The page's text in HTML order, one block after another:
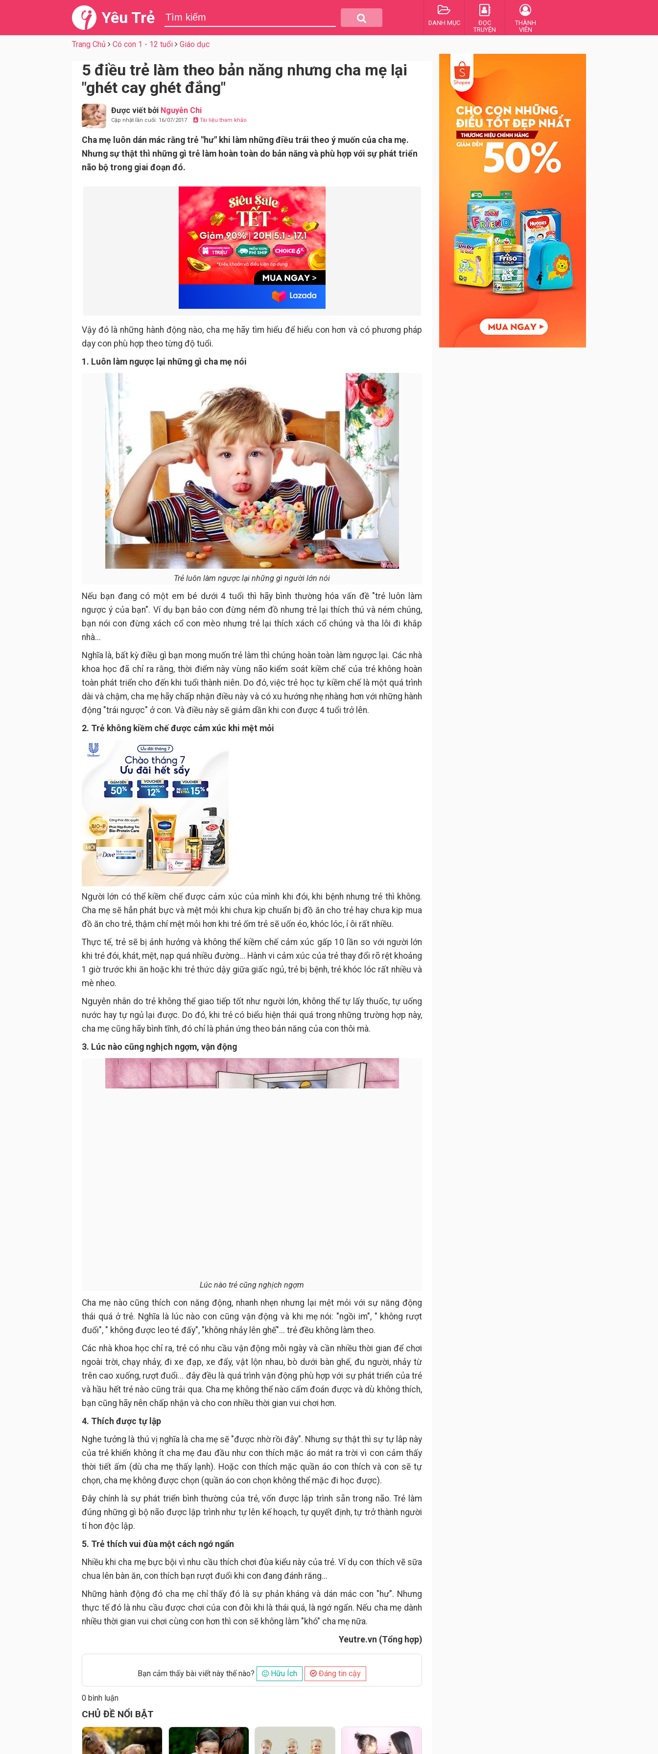
Yêu Trẻ DANH MỤC
ĐỌC
TRUYỆN
THÀNH
VIÊN
Trang Chủ Có con 1 - 12 tuổi Giáo dục
5 điều trẻ làm theo bản năng nhưng cha mẹ lại
"ghét cay ghét đắng"
Được viết bởi Nguyễn Chi
Cập nhật lần cuối: 16/07/2017 Tài liệu tham khảo
Cha mẹ luôn dán mác rằng trẻ "hư" khi làm những điều trái theo ý muốn của cha mẹ.
Nhưng sự thật thì những gì trẻ làm hoàn toàn do bản năng và phù hợp với sự phát triển
não bộ trong giai đoạn đó.
Vậy đó là những hành động nào, cha mẹ hãy tìm hiểu để hiểu con hơn và có phương pháp
dạy con phù hợp theo từng độ tuổi.
1. Luôn làm ngược lại những gì cha mẹ nói
Trẻ luôn làm ngược lại những gì người lớn nói
Nếu bạn đang có một em bé dưới 4 tuổi thì hãy bình thường hóa vấn đề "trẻ luôn làm
ngược ý của bạn". Ví dụ bạn bảo con đừng ném đồ nhưng trẻ lại thích thú và ném chúng,
bạn nói con đừng xách cổ con mèo nhưng trẻ lại thích xách cổ chúng và tha lôi đi khắp
nhà...
Nghĩa là, bất kỳ điều gì bạn mong muốn trẻ làm thì chúng hoàn toàn làm ngược lại. Các nhà
khoa học đã chỉ ra rằng, thời điểm này vùng não kiểm soát kiềm chế của trẻ không hoàn
toàn phát triển cho đến khi tuổi thành niên. Do đó, việc trẻ học tự kiềm chế là một quá trình
dài và chậm, cha mẹ hãy chấp nhận điều này và có xu hướng nhẹ nhàng hơn với những hành
động "trái ngược" ở con. Và điều này sẽ giảm dần khi con được 4 tuổi trở lên.
2. Trẻ không kiềm chế được cảm xúc khi mệt mỏi
Người lớn có thể kiềm chế được cảm xúc của mình khi đói, khi bệnh nhưng trẻ thì không.
Cha mẹ sẽ hẳn phát bực và mệt mỏi khi chưa kịp chuẩn bị đồ ăn cho trẻ hay chưa kịp mua
đồ ăn cho trẻ, thậm chí mệt mỏi hơn khi trẻ ốm trẻ sẽ uốn éo, khóc lóc, ỉ ôi rất nhiều.
Thực tế, trẻ sẽ bị ảnh hưởng và không thể kiềm chế cảm xúc gấp 10 lần so với người lớn
khi trẻ đói, khát, mệt, nạp quá nhiều đường... Hành vi cảm xúc của trẻ thay đổi rõ rệt khoảng
1 giờ trước khi ăn hoặc khi trẻ thức dậy giữa giấc ngủ, trẻ bị bệnh, trẻ khóc lóc rất nhiều và
mè nheo.
Nguyên nhân do trẻ không thể giao tiếp tốt như người lớn, không thể tự lấy thuốc, tự uống
nước hay tự ngủ lại được. Do đó, khi trẻ có biểu hiện thái quá trong những trường hợp này,
cha mẹ cũng hãy bình tĩnh, đó chỉ là phản ứng theo bản năng của con thôi mà.
3. Lúc nào cũng nghịch ngợm, vận động
Lúc nào trẻ cũng nghịch ngợm
Cha mẹ nào cũng thích con năng động, nhanh nhẹn nhưng lại mệt mỏi với sự năng động
thái quá ở trẻ. Nghĩa là lúc nào con cũng vận động và khi mẹ nói: "ngồi im", " không rượt
đuổi", " không được leo té đấy", "không nhảy lên ghế"... trẻ đều không làm theo.
Các nhà khoa học chỉ ra, trẻ có nhu cầu vận động mỗi ngày và cần nhiều thời gian để chơi
ngoài trời, chạy nhảy, đi xe đạp, xe đẩy, vật lộn nhau, bò dưới bàn ghế, đu người, nhảy từ
trên cao xuống, rượt đuổi... đây đều là quá trình vận động phù hợp với sự phát triển của trẻ
và hầu hết trẻ nào cũng trải qua. Cha mẹ không thể nào cấm đoán được và dù không thích,
bạn cũng hãy nên chấp nhận và cho con nhiều thời gian vui chơi hơn.
4. Thích được tự lập
Nghe tưởng là thú vị nghĩa là cha mẹ sẽ "được nhờ rồi đây". Nhưng sự thật thì sự tự lâp này
của trẻ khiến không ít cha mẹ đau đầu như con thích mặc áo mát ra trời vì con cảm thấy
thời tiết ấm (dù cha mẹ thấy lạnh). Hoặc con thích mặc quần áo con thích và con sẽ tự
chọn, cha mẹ không được chọn (quần áo con chọn không thể mặc đi học được).
Đây chính là sự phát triển bình thường của trẻ, vốn được lập trình sẵn trong não. Trẻ làm
đúng những gì bộ não được lập trình như tự lên kế hoạch, tự quyết định, tự trở thành người
tí hon độc lập.
5. Trẻ thích vui đùa một cách ngớ ngẩn
Nhiều khi cha mẹ bực bội vì nhu cầu thích chơi đùa kiểu này của trẻ. Ví dụ con thích vẽ sữa
chua lên bàn ăn, con thích bạn rượt đuổi khi con đang đánh răng...
Những hành động đó cha mẹ chỉ thấy đó là sự phản kháng và dán mác con "hư". Nhưng
thực tế đó là nhu cầu được chơi của con đôi khi là thái quá, là ngớ ngẩn. Nếu cha mẹ dành
nhiều thời gian vui chơi cùng con hơn thì con sẽ không làm "khó" cha mẹ nữa.
Yeutre.vn (Tổng hợp)
Bạn cảm thấy bài viết này thế nào? Hữu Ích Đáng tin cậy
0 bình luận
Đăng